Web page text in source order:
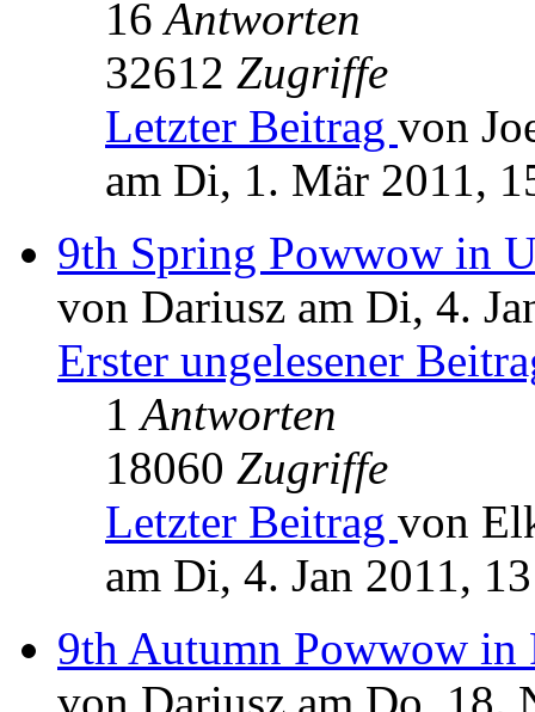
16Antworten
32612 Zugriffe
Letzter Beitrag von
am Di, 1. Mär 2011,
9th Spring Powwow in
von Dariusz am Di, 4.
Erster ungelesener
1Antworten
18060 Zugriffe
Letzter Beitrag von
am Di, 4. Jan 2011,
9th Autumn Powwow in